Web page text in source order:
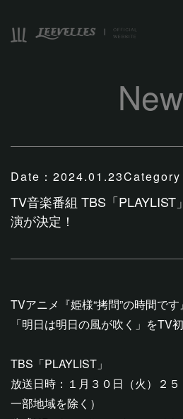
Date： 2024.01.23Category
TV音楽番組 TBS「PLAYLIST
演が決定！
TVアニメ『姫様“拷問”の時間で
「明日は明日の風が吹く」をTV
TBS「PLAYLIST」
放送日時：１月３０日（火）２
一部地域を除く）